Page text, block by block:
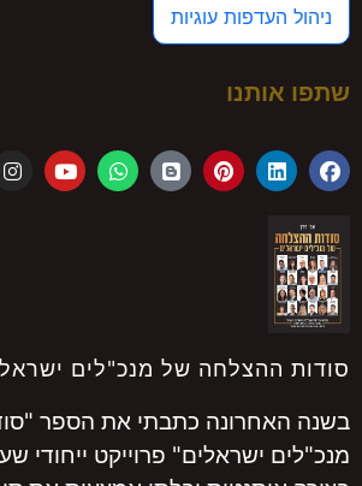
ניהול העדפות עוגיות
שתפו אותנו
סודות ההצלחה של מנכ"לים
בשנה האחרונה כתבתי את הספר
מנכ"לים ישראלים" פרוייקט ייחודי